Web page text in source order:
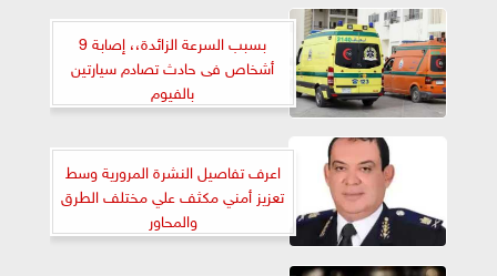
بسبب السرعة الزائدة،، إصابة 9
أشخاص فى حادث تصادم سيارتين
بالفيوم
اعرف تفاصيل النشرة المرورية وسط
تعزيز أمني مكثف علي مختلف الطرق
والمحاور